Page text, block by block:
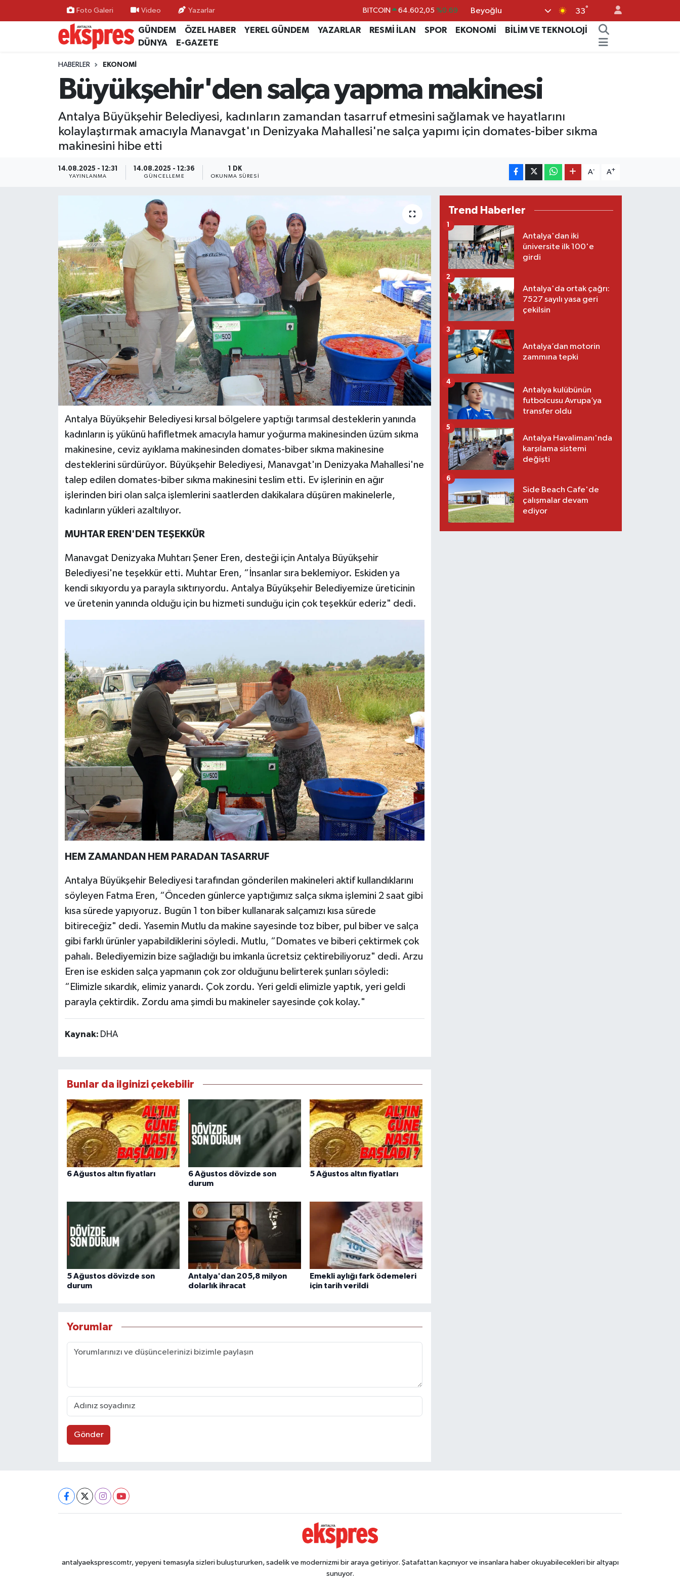
Foto Galeri Video Yazarlar
DOLAR 47,6006 %0.06
BİST100 13.768 %48
Beyoğlu 33°
GÜNDEM ÖZEL HABER YEREL GÜNDEM YAZARLAR RESMİ İLAN SPOR EKONOMİ
BİLİM VE TEKNOLOJİ
DÜNYA
E-GAZETE
HABERLER EKONOMİ
Büyükşehir'den salça yapma makinesi
Antalya Büyükşehir Belediyesi, kadınların zamandan tasarruf etmesini sağlamak ve hayatlarını
kolaylaştırmak amacıyla Manavgat'ın Denizyaka Mahallesi'ne salça yapımı için domates-biber sıkma
makinesini hibe etti
14.08.2025 - 12:31
YAYINLANMA
14.08.2025 - 12:36
GÜNCELLEME
1 DK
OKUNMA SÜRESI
A- A+
Antalya Büyükşehir Belediyesi kırsal bölgelere yaptığı tarımsal desteklerin yanında
kadınların iş yükünü hafifletmek amacıyla hamur yoğurma makinesinden üzüm sıkma
makinesine, ceviz ayıklama makinesinden domates-biber sıkma makinesine
desteklerini sürdürüyor. Büyükşehir Belediyesi, Manavgat'ın Denizyaka Mahallesi'ne
talep edilen domates-biber sıkma makinesini teslim etti. Ev işlerinin en ağır
işlerinden biri olan salça işlemlerini saatlerden dakikalara düşüren makinelerle,
kadınların yükleri azaltılıyor.
MUHTAR EREN'DEN TEŞEKKÜR
Manavgat Denizyaka Muhtarı Şener Eren, desteği için Antalya Büyükşehir
Belediyesi'ne teşekkür etti. Muhtar Eren, “İnsanlar sıra beklemiyor. Eskiden ya
kendi sıkıyordu ya parayla sıktırıyordu. Antalya Büyükşehir Belediyemize üreticinin
ve üretenin yanında olduğu için bu hizmeti sunduğu için çok teşekkür ederiz" dedi.
HEM ZAMANDAN HEM PARADAN TASARRUF
Antalya Büyükşehir Belediyesi tarafından gönderilen makineleri aktif kullandıklarını
söyleyen Fatma Eren, “Önceden günlerce yaptığımız salça sıkma işlemini 2 saat gibi
kısa sürede yapıyoruz. Bugün 1 ton biber kullanarak salçamızı kısa sürede
bitireceğiz" dedi. Yasemin Mutlu da makine sayesinde toz biber, pul biber ve salça
gibi farklı ürünler yapabildiklerini söyledi. Mutlu, “Domates ve biberi çektirmek çok
pahalı. Belediyemizin bize sağladığı bu imkanla ücretsiz çektirebiliyoruz" dedi. Arzu
Eren ise eskiden salça yapmanın çok zor olduğunu belirterek şunları söyledi:
“Elimizle sıkardık, elimiz yanardı. Çok zordu. Yeri geldi elimizle yaptık, yeri geldi
parayla çektirdik. Zordu ama şimdi bu makineler sayesinde çok kolay."
Kaynak: DHA
Bunlar da ilginizi çekebilir
6 Ağustos altın fiyatları
6 Ağustos dövizde son
durum
5 Ağustos altın fiyatları
5 Ağustos dövizde son
durum
Antalya'dan 205,8 milyon
dolarlık ihracat
Emekli aylığı fark ödemeleri
için tarih verildi
Yorumlar
Gönder
Trend Haberler
Antalya'dan iki
üniversite ilk 100'e
girdi
1
Antalya'da ortak çağrı:
7527 sayılı yasa geri
çekilsin
2
Antalya’dan motorin
zammına tepki
3
Antalya kulübünün
futbolcusu Avrupa’ya
transfer oldu
4
Antalya Havalimanı'nda
karşılama sistemi
değişti
5
Side Beach Cafe'de
çalışmalar devam
ediyor
6
antalyaeksprescomtr, yepyeni temasıyla sizleri buluştururken, sadelik ve modernizmi bir araya getiriyor. Şatafattan kaçınıyor ve insanlara haber okuyabilecekleri bir altyapı
sunuyor.
ÖZEL HABER
GÜNDEM
YEREL GÜNDEM
EKONOMİ
KÜLTÜR - SANAT
EĞİTİM
TURİZM
RÖPORTAJ
VİDEO HABERLER
YAZARLAR
RESMİ İLAN
Nöbetçi Eczaneler
Hava Durumu
Trafik Durumu
Süper Lig Puan Durumu ve Fikstür
Tüm Manşetler
Son Dakika Haberleri